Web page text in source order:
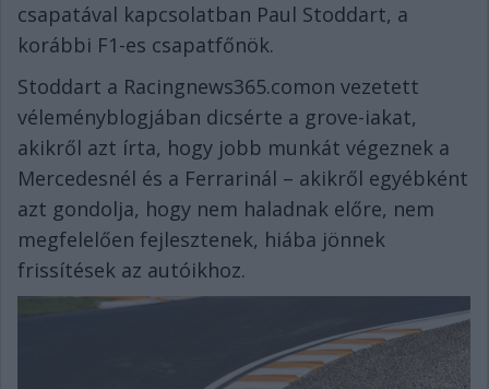
csapatával kapcsolatban Paul Stoddart, a
korábbi F1-es csapatfőnök.
Stoddart a Racingnews365.comon vezetett
véleményblogjában dicsérte a grove-iakat,
akikről azt írta, hogy jobb munkát végeznek a
Mercedesnél és a Ferrarinál – akikről egyébként
azt gondolja, hogy nem haladnak előre, nem
megfelelően fejlesztenek, hiába jönnek
frissítések az autóikhoz.